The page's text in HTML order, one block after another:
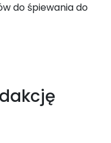
do śpiewania do